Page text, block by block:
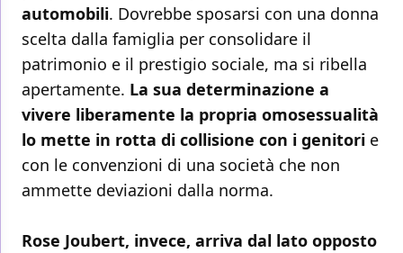
automobili. Dovrebbe sposarsi con una donna
scelta dalla famiglia per consolidare il
patrimonio e il prestigio sociale, ma si ribella
apertamente. La sua determinazione a
vivere liberamente la propria omosessualità
lo mette in rotta di collisione con i genitori e
con le convenzioni di una società che non
ammette deviazioni dalla norma.
Rose Joubert, invece, arriva dal lato opposto